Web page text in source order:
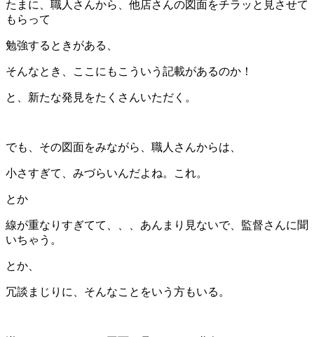
たまに、職人さんから、他店さんの図面をチラッと見させて
もらって
勉強するときがある、
そんなとき、ここにもこういう記載があるのか！
と、新たな発見をたくさんいただく。
でも、その図面をみながら、職人さんからは、
小さすぎて、みづらいんだよね。これ。
とか
線が重なりすぎてて、、、あんまり見ないで、監督さんに聞
いちゃう。
とか、
冗談まじりに、そんなことをいう方もいる。